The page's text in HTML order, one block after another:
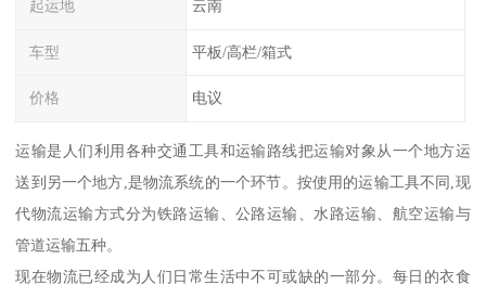
起运地 云南
车型 平板/高栏/箱式
价格 电议
运输是人们利用各种交通工具和运输路线把运输对象从一个地方运
送到另一个地方,是物流系统的一个环节。按使用的运输工具不同,现
代物流运输方式分为铁路运输、公路运输、水路运输、航空运输与
管道运输五种。
现在物流已经成为人们日常生活中不可或缺的一部分。每日的衣食